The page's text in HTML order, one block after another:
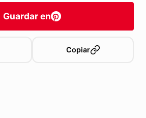
Guardar en
Copiar